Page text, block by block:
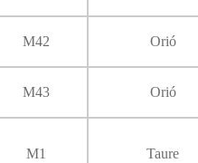
M42 Orió
M43 Orió
M1 Taure